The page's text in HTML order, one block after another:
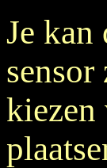
Je kan
kiezen